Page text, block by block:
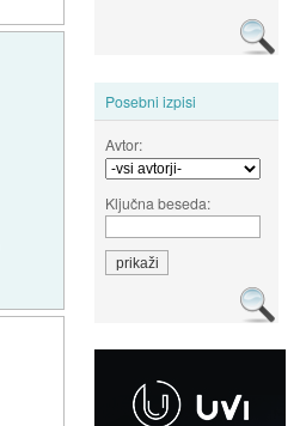
Posebni izpisi
Avtor:
Ključna beseda: